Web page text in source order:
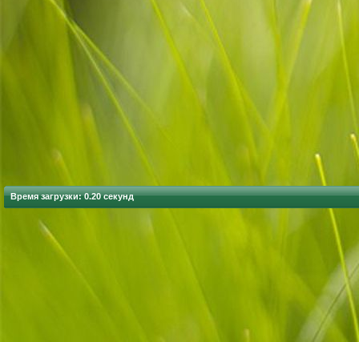
Время загрузки: 0.20 секунд